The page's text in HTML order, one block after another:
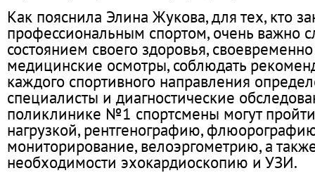
Как пояснила Элина Жукова, для тех, кто
профессиональным спортом, очень важно
состоянием своего здоровья,
медицинские осмотры, соблюдать
каждого спортивного направления
специалисты и диагностические
поликлинике №1 спортсмены могут
нагрузкой, рентгенографию,
мониторирование, велоэргометрию, а
необходимости эхокардиоскопию и УЗИ.